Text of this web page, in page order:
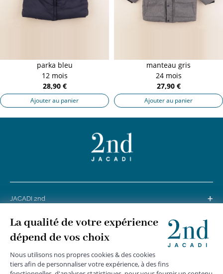
parka bleu
12 mois
28,90 €
Ajouter au panier
manteau gris
24 mois
27,90 €
Ajouter au panier
JACADI 2nd +
SERVICE CLIENTS
SUIVEZ-NOUS